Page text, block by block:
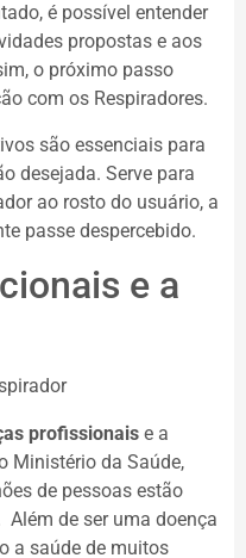
é possível entender
propostas e aos
o próximo passo
com os Respiradores.
são essenciais para
desejada. Serve para
ao rosto do usuário, a
passe despercebido.
e a
profissionais e a
Ministério da Saúde,
de pessoas estão
de ser uma doença
a saúde de muitos